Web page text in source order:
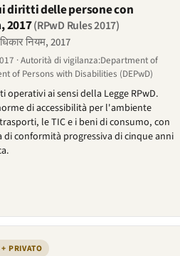
diritti delle persone con
2017(RPwD Rules 2017)
नियम, 2017
· Autorità di vigilanza:Department of
of Persons with Disabilities (DEPwD)
operativi ai sensi della Legge RPwD.
di accessibilità per l'ambiente
le TIC e i beni di consumo, con
di conformità progressiva di cinque anni
PRIVATO